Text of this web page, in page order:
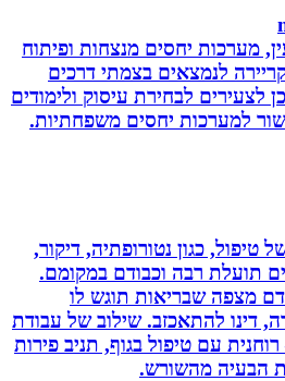
יחסים מנצחות ופיתוח
לנמצאים בצמתי דרכים
לבחירת עיסוק ולימודים
למערכות יחסים משפחתיות.
כגון נטורופתיה, דיקור,
רבה וכבודם במקומם.
שבריאות תוגש לו
להתאכזב. שילוב של עבודת
עם טיפול בגוף, תניב פירות
מהשורש.